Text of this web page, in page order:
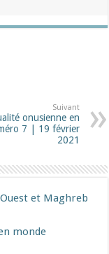
Suivant
onusienne en
7 | 19 février
2021
et Maghreb
monde